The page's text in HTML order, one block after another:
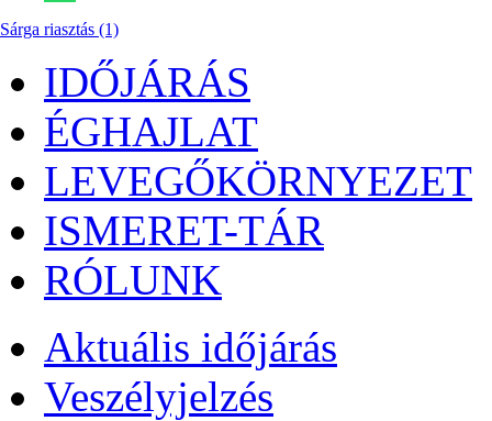
Sárga riasztás (1)
IDŐJÁRÁS
ÉGHAJLAT
LEVEGŐKÖRNYEZET
ISMERET-TÁR
RÓLUNK
Aktuális időjárás
Veszélyjelzés